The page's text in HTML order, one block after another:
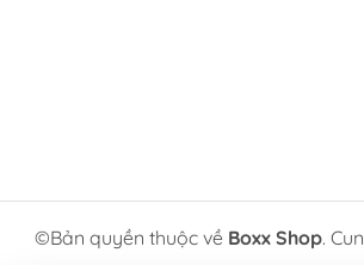
©Bản quyền thuộc về Boxx Shop.